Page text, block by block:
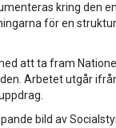
kring den
för en
att ta fram
Arbetet utgår
bild av